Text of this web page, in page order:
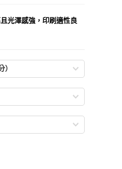
光澤感強，印刷適性良